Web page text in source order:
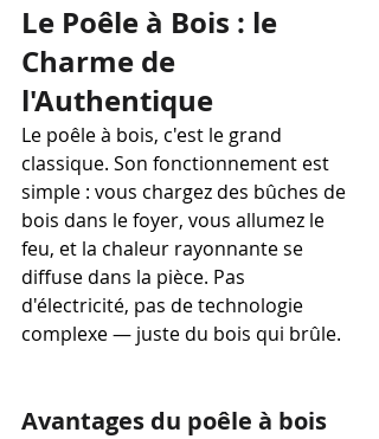
Le Poêle à Bois : le
Charme de
l'Authentique
Le poêle à bois, c'est le grand
classique. Son fonctionnement est
simple : vous chargez des bûches de
bois dans le foyer, vous allumez le
feu, et la chaleur rayonnante se
diffuse dans la pièce. Pas
d'électricité, pas de technologie
complexe — juste du bois qui brûle.
Avantages du poêle à bois